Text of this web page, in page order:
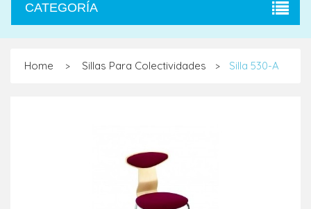
CATEGORÍA
Home > Sillas Para Colectividades > Silla 530-A